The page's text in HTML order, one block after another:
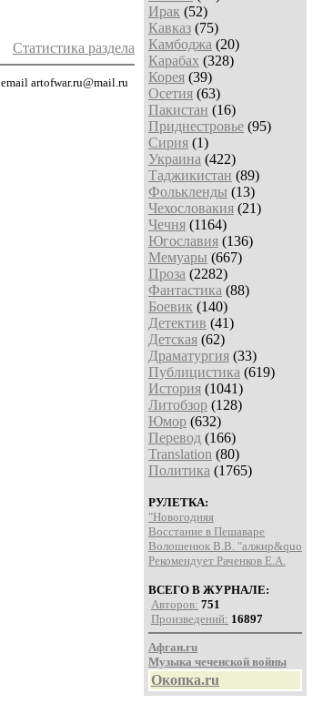
Ирак (52)
Кавказ (75)
Камбоджа (20)
Карабах (328)
Корея (39)
Осетия (63)
Пакистан (16)
Приднестровье (95)
Сирия (1)
Украина (422)
Таджикистан (89)
Фолькленды (13)
Чехословакия (21)
Чечня (1164)
Югославия (136)
Мемуары (667)
Проза (2282)
Фантастика (88)
Боевик (140)
Детектив (41)
Детская (62)
Драматургия (33)
Публицистика (619)
История (1041)
Литобзор (128)
Юмор (632)
Перевод (166)
Translation (80)
Политика (1765)
РУЛЕТКА:
"Новогодняя
Восстание в Пешаваре
Волошенюк В.В. "алжир&quo
Рекомендует Раченков Е.А.
ВСЕГО В ЖУРНАЛЕ:
Авторов: 751
Произведений: 16897
Афган.ru
Музыка чеченской войны
Окопка.ru
Статистика раздела
artofwar.ru@mail.ru